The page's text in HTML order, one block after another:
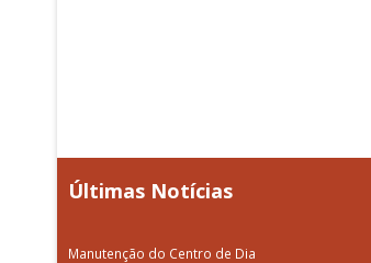
Últimas Notícias
Manutenção do Centro de Dia